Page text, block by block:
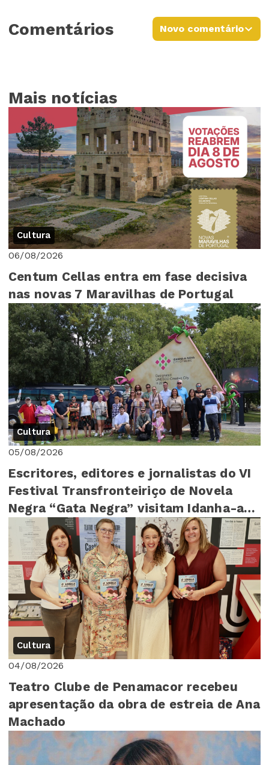
Comentários Novo comentário
Mais notícias
Cultura
06/08/2026
Centum Cellas entra em fase decisiva
nas novas 7 Maravilhas de Portugal
Cultura
05/08/2026
Escritores, editores e jornalistas do VI
Festival Transfronteiriço de Novela
Negra “Gata Negra” visitam Idanha-a-
Nova
Cultura
04/08/2026
Teatro Clube de Penamacor recebeu
apresentação da obra de estreia de Ana
Machado